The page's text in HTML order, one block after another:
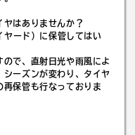
ヤはありませんか？
ード）に保管してはい
で、直射日光や雨風によ
シーズンが変わり、タイヤ
再保管も行なっておりま